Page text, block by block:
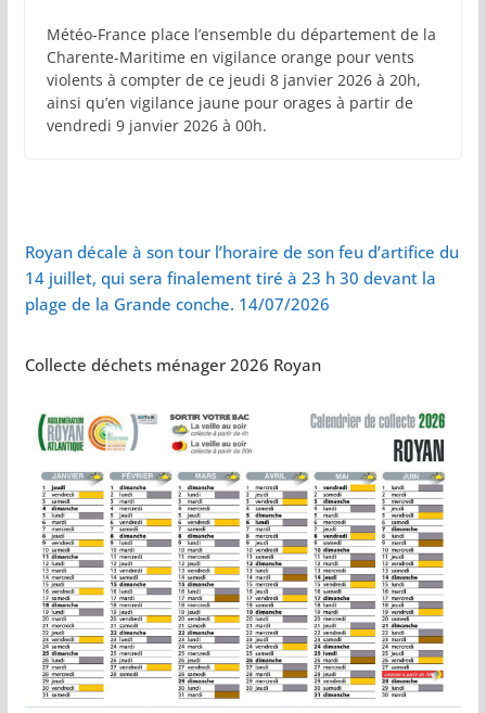
Météo-France place l’ensemble du département de la
Charente-Maritime en vigilance orange pour vents
violents à compter de ce jeudi 8 janvier 2026 à 20h,
ainsi qu’en vigilance jaune pour orages à partir de
vendredi 9 janvier 2026 à 00h.
Royan décale à son tour l’horaire de son feu d’artifice du
14 juillet, qui sera finalement tiré à 23 h 30 devant la
plage de la Grande conche. 14/07/2026
Collecte déchets ménager 2026 Royan